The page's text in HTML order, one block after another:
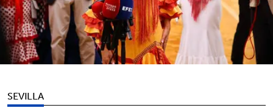
SEVILLA